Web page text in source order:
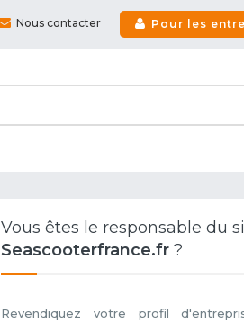
Nous contacter Pour les
Vous êtes le responsable du
Seascooterfrance.fr ?
Revendiquez votre profil